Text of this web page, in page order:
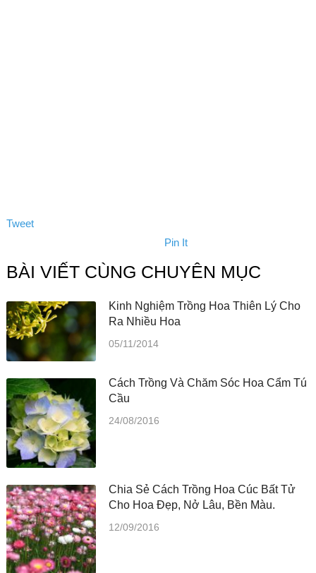
Tweet
Pin It
BÀI VIẾT CÙNG CHUYÊN MỤC
Kinh Nghiệm Trồng Hoa Thiên Lý Cho
Ra Nhiều Hoa
05/11/2014
Cách Trồng Và Chăm Sóc Hoa Cẩm Tú
Cầu
24/08/2016
Chia Sẻ Cách Trồng Hoa Cúc Bất Tử
Cho Hoa Đẹp, Nở Lâu, Bền Màu.
12/09/2016